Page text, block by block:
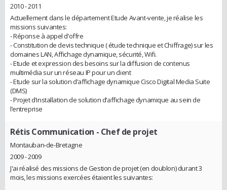
2010 - 2011
Actuellement dans le département Etude Avant-vente, je réalise les
missions suivantes:
- Réponse à appel d’offre
- Constitution de devis technique ( étude technique et Chiffrage) sur les
domaines LAN, Affichage dynamique, sécurité, Wifi.
- Etude et expression des besoins sur la diffusion de contenus
multimédia sur un réseau IP pour un client
- Etude sur la solution d’affichage dynamique Cisco Digital Media Suite
(DMS)
- Projet d’installation de solution d’affichage dynamique au sein de
l’entreprise
Rétis Communication - Chef de projet
Montauban-de-Bretagne
2009 - 2009
J'ai réalisé des missions de Gestion de projet (en doublon) durant 3
mois, les missions exercées étaient les suivantes: